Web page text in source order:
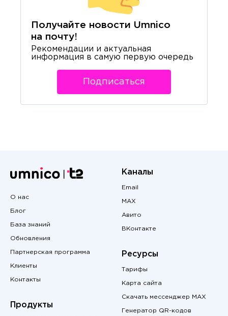
Получайте новости Umnico
на почту!
Рекомендации и актуальная
информация в самую первую очередь
Подписаться
О нас
Блог
База знаний
Обновления
Партнерская программа
Клиенты
Контакты
Продукты
Каналы
Email
MAX
Авито
ВКонтакте
Ресурсы
Тарифы
Карта сайта
Скачать мессенджер MAX
Генератор QR-кодов